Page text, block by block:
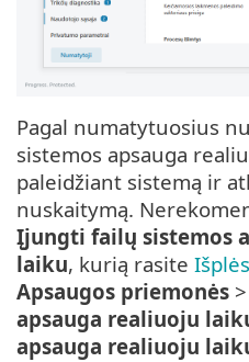
Pagal numatytuosius
sistemos apsauga
paleidžiant sistemą ir
nuskaitymą.
Įjungti failų sistemos
laiku, kurią rasite
Apsaugos priemonės >
apsauga realiuoju
apsauga realiuoju